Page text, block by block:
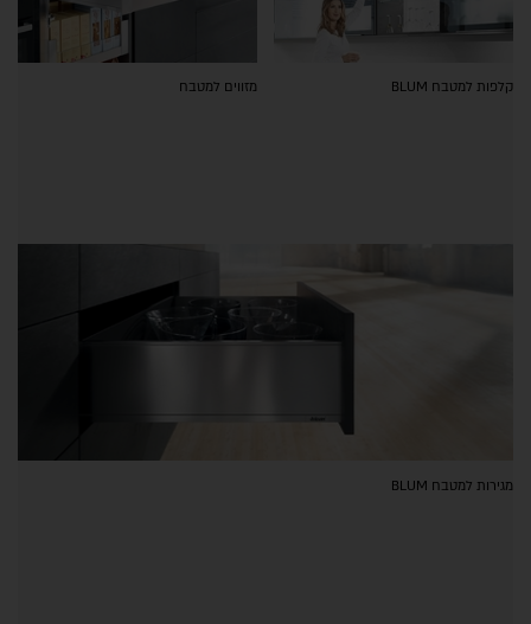
קלפות למטבח BLUM מזווים למטבח
מגירות למטבח BLUM